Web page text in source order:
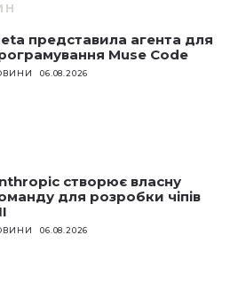
представила агента для
Muse Code
06.08.2026
створює власну
для розробки чіпів
06.08.2026